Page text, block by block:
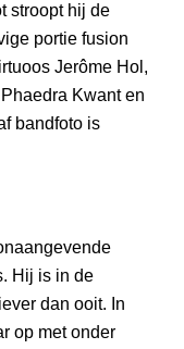
stroopt hij de
portie fusion
Jerôme Hol,
Kwant en
bandfoto is
Hij is in de
dan ooit. In
op met onder